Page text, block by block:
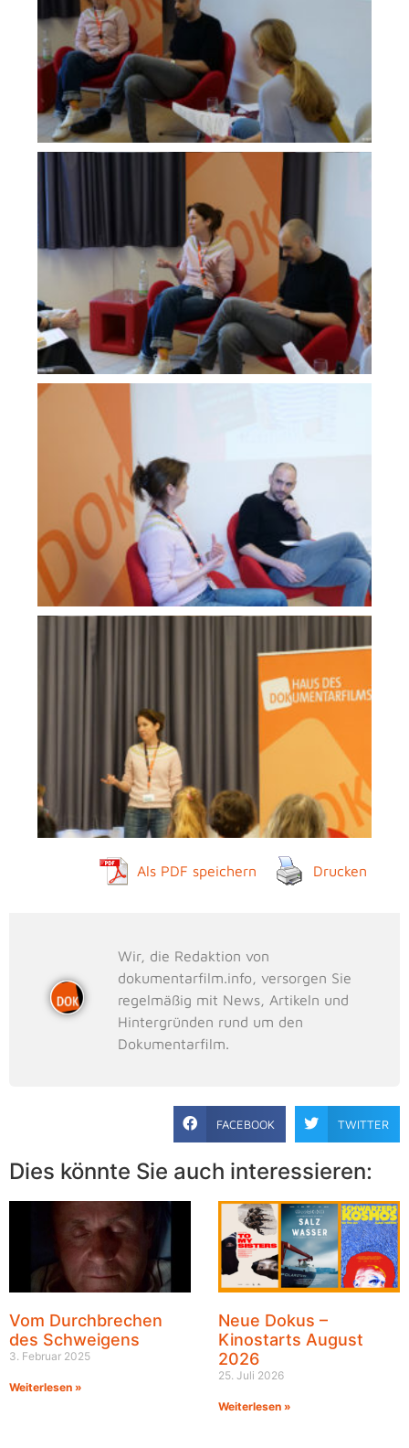
Als PDF speichern Drucken
Wir, die Redaktion von
dokumentarfilm.info, versorgen Sie
regelmäßig mit News, Artikeln und
Hintergründen rund um den
Dokumentarfilm.
FACEBOOK TWITTER
Dies könnte Sie auch interessieren:
Vom Durchbrechen
des Schweigens
3. Februar 2025
Weiterlesen »
Neue Dokus –
Kinostarts August
2026
25. Juli 2026
Weiterlesen »